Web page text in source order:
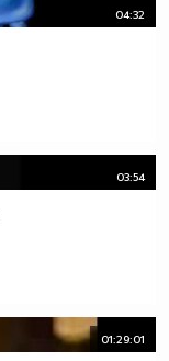
04:32
03:54
01:29:01